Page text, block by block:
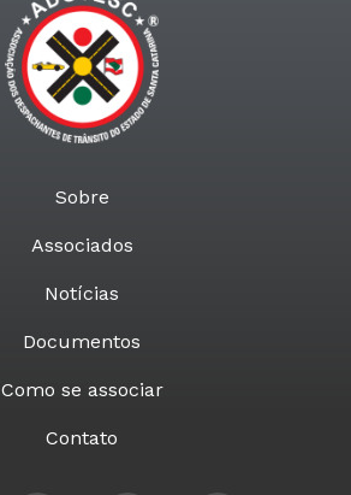
Sobre
Associados
Notícias
Documentos
Como se associar
Contato